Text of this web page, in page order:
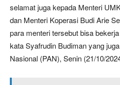
selamat juga kepada Menteri
dan Menteri Koperasi Budi Arie
para menteri tersebut bisa
kata Syafrudin Budiman yang
Nasional (PAN), Senin (21/10/